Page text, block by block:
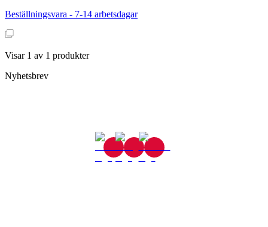
Beställningsvara - 7-14 arbetsdagar
Visar1 av 1 produkter
Nyhetsbrev